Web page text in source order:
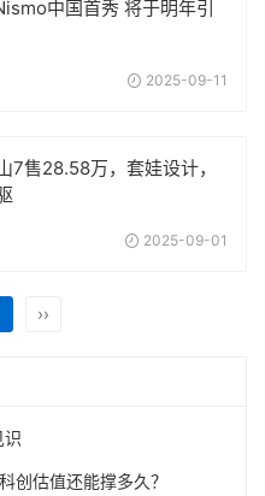
中国首秀 将于明年引
2025-09-11
7售28.58万，套娃设计，
2025-09-01
››
识
创估值还能撑多久？